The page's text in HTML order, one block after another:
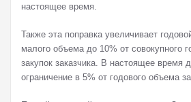
настоящее время.
Также эта поправка увеличивает
малого объема до 10% от совокупного
закупок заказчика. В настоящее время
ограничение в 5% от годового объема